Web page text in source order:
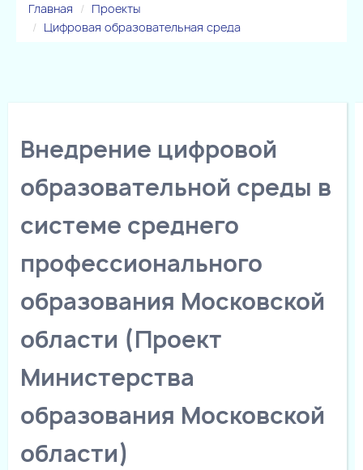
Главная
Проекты
Цифровая образовательная среда
Внедрение цифровой
образовательной среды в
системе среднего
профессионального
образования Московской
области (Проект
Министерства
образования Московской
области)